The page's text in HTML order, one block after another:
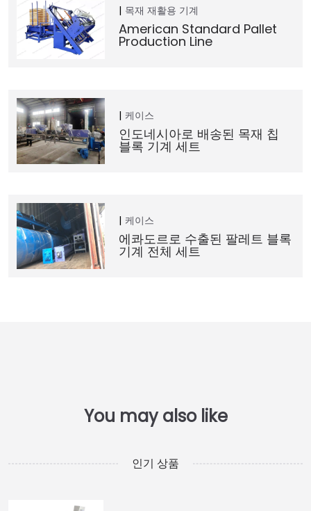
목재 재활용 기계
American Standard Pallet
Production Line
케이스
인도네시아로 배송된 목재 칩
블록 기계 세트
케이스
에콰도르로 수출된 팔레트 블록
기계 전체 세트
인기 상품